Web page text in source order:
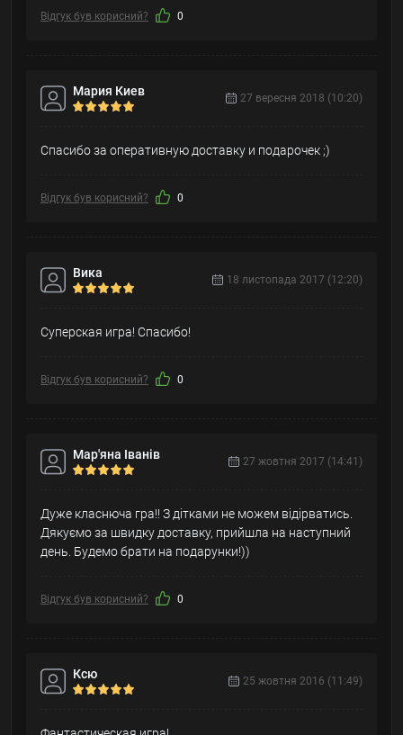
Відгук був корисний? 0
Мария Киев 27 вересня 2018 (10:20)
Спасибо за оперативную доставку и подарочек ;)
Відгук був корисний? 0
Вика 18 листопада 2017 (12:20)
Суперская игра! Спасибо!
Відгук був корисний? 0
Мар'яна Іванів 27 жовтня 2017 (14:41)
Дуже класнюча гра!! З дітками не можем відірватись.
Дякуємо за швидку доставку, прийшла на наступний
день. Будемо брати на подарунки!))
Відгук був корисний? 0
Ксю 25 жовтня 2016 (11:49)